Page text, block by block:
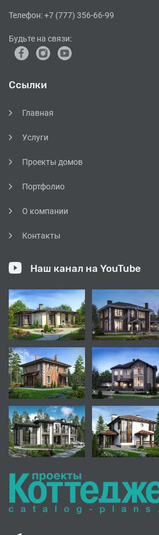
Телефон:+7 (777) 356-66-99
Будьте на связи:
Ссылки
Главная
Услуги
Проекты домов
Портфолио
О компании
Контакты
Наш канал на YouTube